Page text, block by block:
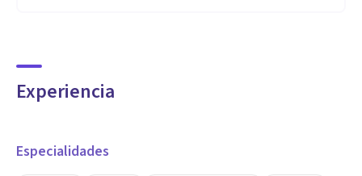
Aptitudes
Coach en Riesgos - Niños / Adolescencia y familia.
Experiencia
Especialidades